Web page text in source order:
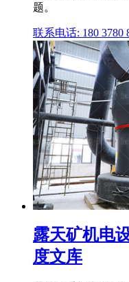
题。
联系电话: 180 3780
露天矿机电
度文库